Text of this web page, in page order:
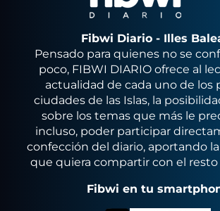
Fibwi Diario - Illes
Pensado para quienes no se
poco, FIBWI DIARIO ofrece al
actualidad de cada uno de los
ciudades de las Islas, la
sobre los temas que más le
incluso, poder participar
confección del diario, aportando
que quiera compartir con el resto
Fibwi en tu